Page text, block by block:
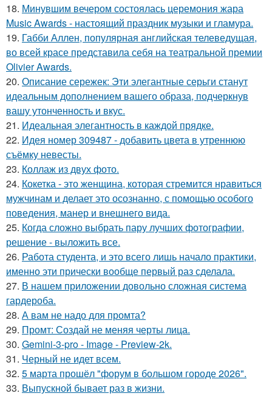
18. Минувшим вечером состоялась церемония жара
Music Awards - настоящий праздник музыки и гламура.
19. Габби Аллен, популярная английская телеведущая,
во всей красе представила себя на театральной премии
Olivier Awards.
20. Описание сережек: Эти элегантные серьги станут
идеальным дополнением вашего образа, подчеркнув
вашу утонченность и вкус.
21. Идеальная элегантность в каждой прядке.
22. Идея номер 309487 - добавить цвета в утреннюю
съёмку невесты.
23. Коллаж из двух фото.
24. Кокетка - это женщина, которая стремится нравиться
мужчинам и делает это осознанно, с помощью особого
поведения, манер и внешнего вида.
25. Когда сложно выбрать пару лучших фотографии,
решение - выложить все.
26. Работа студента, и это всего лишь начало практики,
именно эти прически вообще первый раз сделала.
27. В нашем приложении довольно сложная система
гардероба.
28. А вам не надо для промта?
29. Промт: Создай не меняя черты лица.
30. Gemini-3-pro - Image - Preview-2k.
31. Черный не идет всем.
32. 5 марта прошёл "форум в большом городе 2026".
33. Выпускной бывает раз в жизни.